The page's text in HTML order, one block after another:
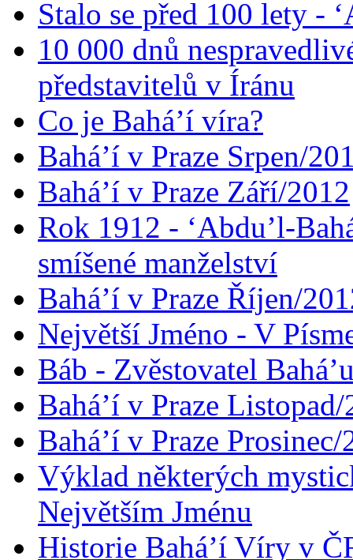
Stalo se před 100 lety -
10 000 dnů
představitelů v Íránu
Co je Bahá’í víra?
Bahá’í v Praze Srpen/
Bahá’í v Praze Září/2012
Rok 1912 - ‘Abdu’l-
smíšené manželství
Bahá’í v Praze Říjen/
Největší Jméno - V
Báb - Zvěstovatel
Bahá’í v Praze
Bahá’í v Praze Prosinec/
Výklad některých
Největším Jménu
Historie Bahá’í Víry v